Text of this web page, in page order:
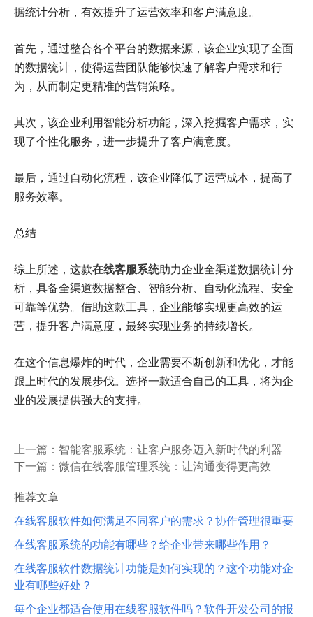
据统计分析，有效提升了运营效率和客户满意度。
首先，通过整合各个平台的数据来源，该企业实现了全面
的数据统计，使得运营团队能够快速了解客户需求和行
为，从而制定更精准的营销策略。
其次，该企业利用智能分析功能，深入挖掘客户需求，实
现了个性化服务，进一步提升了客户满意度。
最后，通过自动化流程，该企业降低了运营成本，提高了
服务效率。
总结
综上所述，这款在线客服系统助力企业全渠道数据统计分
析，具备全渠道数据整合、智能分析、自动化流程、安全
可靠等优势。借助这款工具，企业能够实现更高效的运
营，提升客户满意度，最终实现业务的持续增长。
在这个信息爆炸的时代，企业需要不断创新和优化，才能
跟上时代的发展步伐。选择一款适合自己的工具，将为企
业的发展提供强大的支持。
上一篇： 智能客服系统：让客户服务迈入新时代的利器
下一篇： 微信在线客服管理系统：让沟通变得更高效
推荐文章
在线客服软件如何满足不同客户的需求？协作管理很重要
在线客服系统的功能有哪些？给企业带来哪些作用？
在线客服软件数据统计功能是如何实现的？这个功能对企
业有哪些好处？
每个企业都适合使用在线客服软件吗？软件开发公司的报